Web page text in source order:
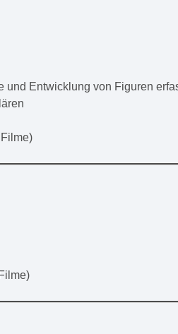
Entwicklung von Figuren